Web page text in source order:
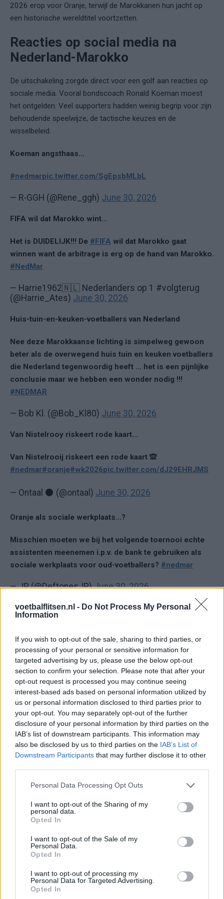
voetbalflitsen.nl - Do Not Process My Personal
Information
If you wish to opt-out of the sale, sharing to third parties, or
processing of your personal or sensitive information for
targeted advertising by us, please use the below opt-out
section to confirm your selection. Please note that after your
opt-out request is processed you may continue seeing
interest-based ads based on personal information utilized by
us or personal information disclosed to third parties prior to
your opt-out. You may separately opt-out of the further
disclosure of your personal information by third parties on the
IAB’s list of downstream participants. This information may
also be disclosed by us to third parties on the IAB’s List of
Downstream Participants that may further disclose it to other
Personal Data Processing Opt Outs
I want to opt-out of the Sharing of my
personal data.
Opted In
I want to opt-out of the Sale of my
Personal Data.
Opted In
I want to opt-out of processing my
Personal Data for Targeted Advertising.
Opted In
2026 erop voor Oranje, terwijl de Marokkanen hun jacht op
een historische wereldtitel voortzetten.
Reacties op social media na
Nederland-Marokko
De uitschakeling zorgde direct voor een golf aan reacties op
sociale media. Vooral bondscoach Ronald Koeman moest
het ontgelden. Veel supporters hadden weinig begrip voor zijn
behoudende speelwijze, de tactische keuzes en de
wisselbeleid.
Koeman angsthaas...
#nedmarpic.twitter.com/SgEpsbMLbL
— R-GGH (@Rene_ggh) June 30, 2026
FIFA wil dat Marokko wint...
Het is DUIDELIJK!!! De #FIFA wil dat Marokko gaat
winnen want de arbitrage is erg op de hand van Marokko.
#NedMar
— Harrie1962🇳🇱 Nederlanders op 1 #volgterug
(@Harrie_Ates) June 30, 2026
Huis-tuin-en-keuken-voetballers van Nederland
Nee deze Marokkaanse lichting is simpelweg gewoon
beter als de overwegend huis tuin en keuken voetballers
die Nederland tegenwoordig heeft … het is een pijnlijke
conclusie maar we hebben een wonder nodig !!!
#NEDMAR
— Bob Kl. (@Bob_Kl80) June 30, 2026
Van Nistelrooy riskeert rode kaart...
Van Nistelrooij riskeert een rode kaart 🙊
#nedmar#oranje#wk2026pic.twitter.com/dJ29EHRJMS
— Ontaal ⚫️ (@ontaal) June 30, 2026
Oranje als sociale werkplaats...?
Misschien moeten we bij het volgende toernooi echte
assistenten meenemen i.p.v. de bank te gebruiken als
sociale werkplaats voor oud-voetballers? #nedmar
— JP (@DeftonesJP)June 30, 2026
Koeman en Cruyff-school
Cruyff school komt. De man draait zich om in z’n graf.
#Nedmar
— Danny Pol (@DNNPL)June 30, 2026
Verdomme het uurtje slaap voor de wedstrijd door de
neus geboord door die Duitsers en Paraguayanen, en
nou de laatste kans op slaap na de wedstrijd ook
verkeken...#nedmar
Frenkie de Jong speelde een onopvallende rol...
Frenkie de Jong vandaag, wat een natte krant!
#FrenkieDeJong #Nederland#nedmar
— Wilstradamus (@Wilbird010)
Koeman, Van Persie 2.0